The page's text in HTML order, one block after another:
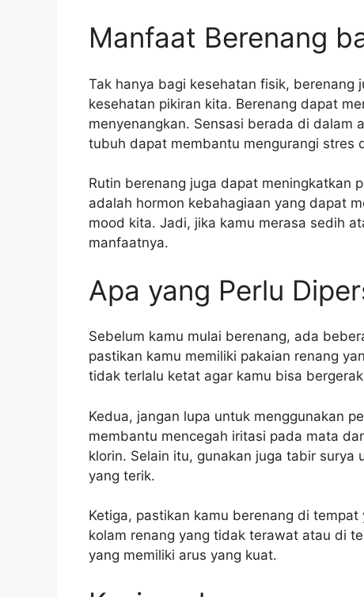
Manfaat Berenang
Tak hanya bagi kesehatan fisik, berenang
kesehatan pikiran kita. Berenang dapat
menyenangkan. Sensasi berada di dalam
tubuh dapat membantu mengurangi stres
Rutin berenang juga dapat meningkatkan
adalah hormon kebahagiaan yang dapat
mood kita. Jadi, jika kamu merasa sedih
manfaatnya.
Apa yang Perlu
Sebelum kamu mulai berenang, ada
pastikan kamu memiliki pakaian renang
tidak terlalu ketat agar kamu bisa
Kedua, jangan lupa untuk menggunakan
membantu mencegah iritasi pada mata
klorin. Selain itu, gunakan juga tabir
yang terik.
Ketiga, pastikan kamu berenang di
kolam renang yang tidak terawat atau di
yang memiliki arus yang kuat.